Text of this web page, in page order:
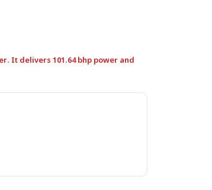
. It delivers 101.64 bhp power and